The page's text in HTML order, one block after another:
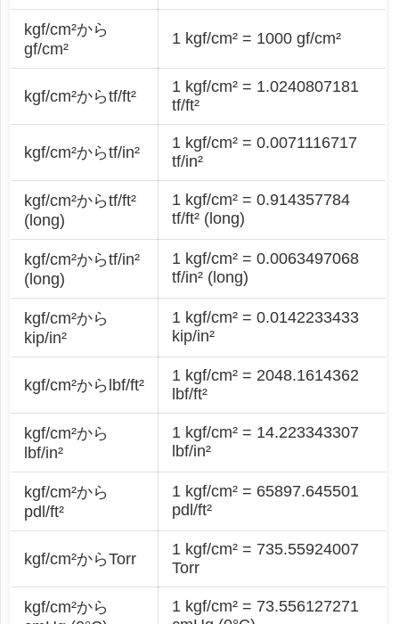
kgf/cm²から
gf/cm²
1 kgf/cm² = 1000 gf/cm²
kgf/cm²からtf/ft²
1 kgf/cm² = 1.0240807181
tf/ft²
kgf/cm²からtf/in²
1 kgf/cm² = 0.0071116717
tf/in²
kgf/cm²からtf/ft²
(long)
1 kgf/cm² = 0.914357784
tf/ft² (long)
kgf/cm²からtf/in²
(long)
1 kgf/cm² = 0.0063497068
tf/in² (long)
kgf/cm²から
kip/in²
1 kgf/cm² = 0.0142233433
kip/in²
kgf/cm²からlbf/ft²
1 kgf/cm² = 2048.1614362
lbf/ft²
kgf/cm²から
lbf/in²
1 kgf/cm² = 14.223343307
lbf/in²
kgf/cm²から
pdl/ft²
1 kgf/cm² = 65897.645501
pdl/ft²
kgf/cm²からTorr
1 kgf/cm² = 735.55924007
Torr
kgf/cm²から
1 kgf/cm² = 73.556127271